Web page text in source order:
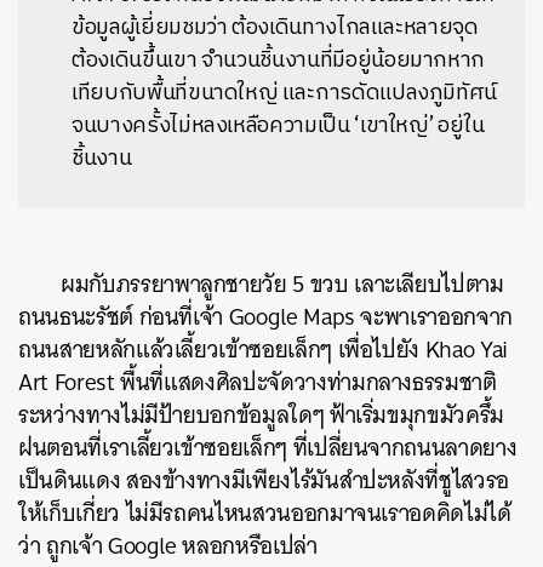
ข้อมูลผู้เยี่ยมชมว่า ต้องเดินทางไกลและหลายจุด
ต้องเดินขึ้นเขา จำนวนชิ้นงานที่มีอยู่น้อยมากหาก
เทียบกับพื้นที่ขนาดใหญ่ และการดัดแปลงภูมิทัศน์
จนบางครั้งไม่หลงเหลือความเป็น ‘เขาใหญ่’ อยู่ใน
ชิ้นงาน
ผมกับภรรยาพาลูกชายวัย 5 ขวบ เลาะเลียบไปตาม
ถนนธนะรัชต์ ก่อนที่เจ้า Google Maps จะพาเราออกจาก
ถนนสายหลักแล้วเลี้ยวเข้าซอยเล็กๆ เพื่อไปยัง Khao Yai
Art Forestพื้นที่แสดงศิลปะจัดวางท่ามกลางธรรมชาติ
ระหว่างทางไม่มีป้ายบอกข้อมูลใดๆ ฟ้าเริ่มขมุกขมัวครึ้ม
ฝนตอนที่เราเลี้ยวเข้าซอยเล็กๆ ที่เปลี่ยนจากถนนลาดยาง
เป็นดินแดง สองข้างทางมีเพียงไร้มันสำปะหลังที่ชูไสวรอ
ให้เก็บเกี่ยว ไม่มีรถคนไหนสวนออกมาจนเราอดคิดไม่ได้
ว่า ถูกเจ้า Google หลอกหรือเปล่า